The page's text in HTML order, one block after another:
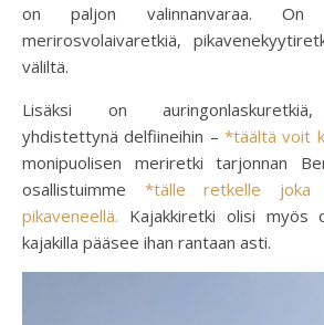
on paljon valinnanvaraa. On
merirosvolaivaretkiä,
väliltä.
Lisäksi on auringonlaskuretkiä,
yhdistettynä delfiineihin – *täältä voit
monipuolisen meriretki tarjonnan
osallistuimme *tälle retkelle joka
pikaveneellä. Kajakkiretki olisi myös
kajakilla pääsee ihan rantaan asti.